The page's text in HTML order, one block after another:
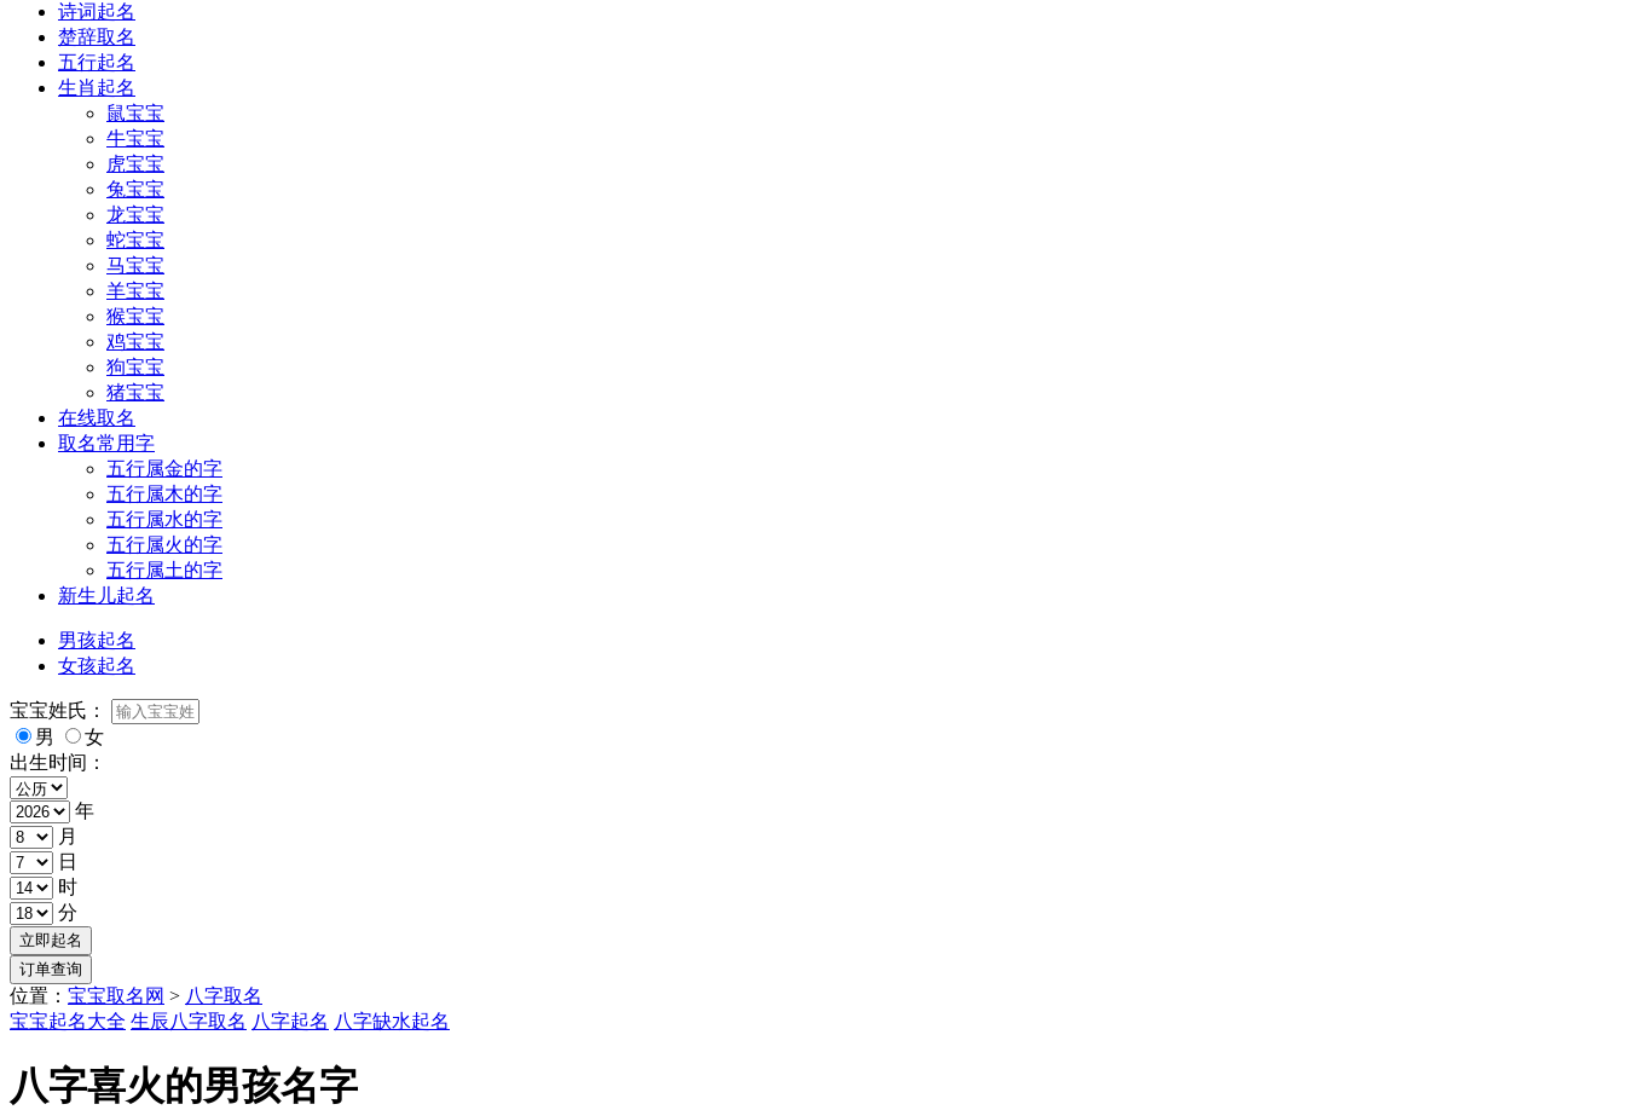
诗词起名
楚辞取名
五行起名
生肖起名
鼠宝宝
牛宝宝
虎宝宝
兔宝宝
龙宝宝
蛇宝宝
马宝宝
羊宝宝
猴宝宝
鸡宝宝
狗宝宝
猪宝宝
在线取名
取名常用字
五行属金的字
五行属木的字
五行属水的字
五行属火的字
五行属土的字
新生儿起名
男孩起名
女孩起名
宝宝姓氏：
男
女
出生时间：
年
月
日
时
分
位置： 宝宝取名网 > 八字取名
宝宝起名大全 生辰八字取名 八字起名 八字缺水起名
八字喜火的男孩名字